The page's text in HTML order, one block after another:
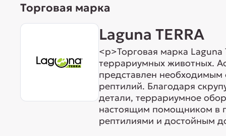
Торговая марка
Laguna TERRA
<p>Торговая марка
террариумных животных.
представлен
рептилий. Благодаря
детали, террариумное
настоящим помощником в
рептилиями и достойным